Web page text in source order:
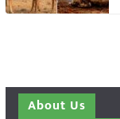
About Us